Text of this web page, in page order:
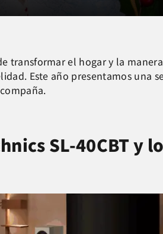
transformar el hogar y la
Este año presentamos una
SL-40CBT y